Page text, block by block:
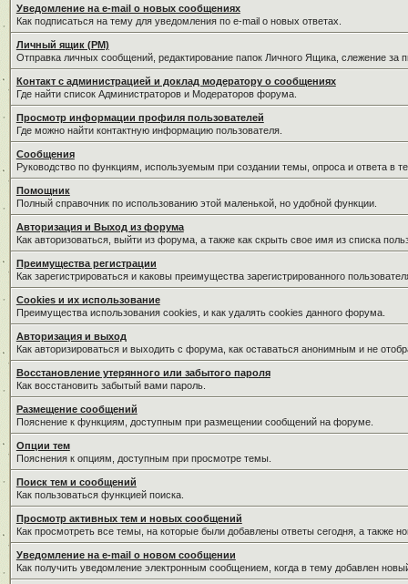
Уведомление на e-mail о новых сообщениях
Как подписаться на тему для уведомления по e-mail о новых ответах.
Личный ящик (PM)
Отправка личных сообщений, редактирование папок Личного Ящика, слежение
Контакт с администрацией и доклад модератору о сообщениях
Где найти список Администраторов и Модераторов форума.
Просмотр информации профиля пользователей
Где можно найти контактную информацию пользователя.
Сообщения
Руководство по функциям, используемым при создании темы, опроса и ответа в
Помощник
Полный справочник по использованию этой маленькой, но удобной функции.
Авторизация и Выход из форума
Как авторизоваться, выйти из форума, а также как скрыть свое имя из списка
Преимущества регистрации
Как зарегистрироваться и каковы преимущества зарегистрированного
Cookies и их использование
Преимущества использования cookies, и как удалять cookies данного форума.
Авторизация и выход
Как авторизироваться и выходить с форума, как оставаться анонимным и не
Восстановление утерянного или забытого пароля
Как восстановить забытый вами пароль.
Размещение сообщений
Пояснение к функциям, доступным при размещении сообщений на форуме.
Опции тем
Пояснения к опциям, доступным при просмотре темы.
Поиск тем и сообщений
Как пользоваться функцией поиска.
Просмотр активных тем и новых сообщений
Как просмотреть все темы, на которые были добавлены ответы сегодня, а также
Уведомление на е-mail о новом сообщении
Как получить уведомление электронным сообщением, когда в тему добавлен